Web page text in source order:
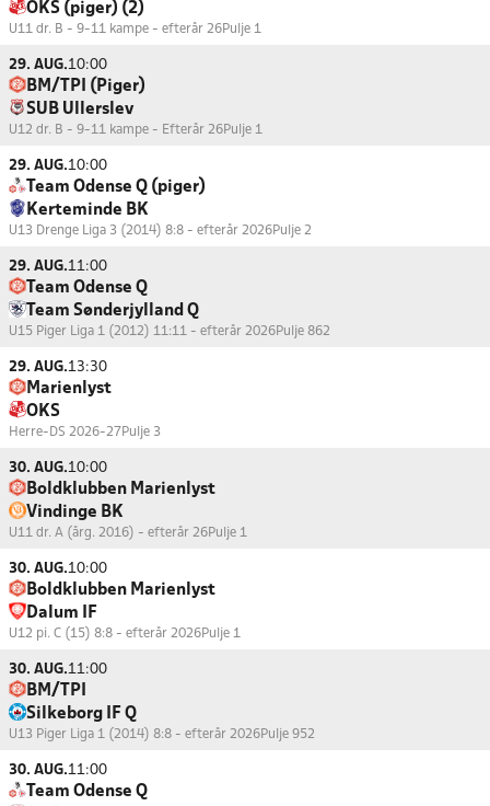
OKS (piger) (2)
U11 dr. B - 9-11 kampe - efterår 26Pulje 1
29. AUG.10:00
BM/TPI (Piger)
SUB Ullerslev
U12 dr. B - 9-11 kampe - Efterår 26Pulje 1
29. AUG.10:00
Team Odense Q (piger)
Kerteminde BK
U13 Drenge Liga 3 (2014) 8:8 - efterår 2026Pulje 2
29. AUG.11:00
Team Odense Q
Team Sønderjylland Q
U15 Piger Liga 1 (2012) 11:11 - efterår 2026Pulje 862
29. AUG.13:30
Marienlyst
OKS
Herre-DS 2026-27 Pulje 3
30. AUG.10:00
Boldklubben Marienlyst
Vindinge BK
U11 dr. A (årg. 2016) - efterår 26Pulje 1
30. AUG.10:00
Boldklubben Marienlyst
Dalum IF
U12 pi. C (15) 8:8 - efterår 2026Pulje 1
30. AUG.11:00
BM/TPI
Silkeborg IF Q
U13 Piger Liga 1 (2014) 8:8 - efterår 2026Pulje 952
30. AUG.11:00
Team Odense Q